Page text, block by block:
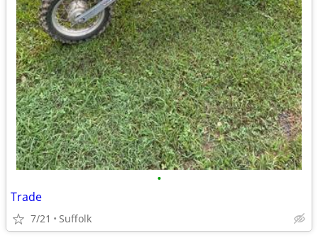
•
Trade
7/21 Suffolk